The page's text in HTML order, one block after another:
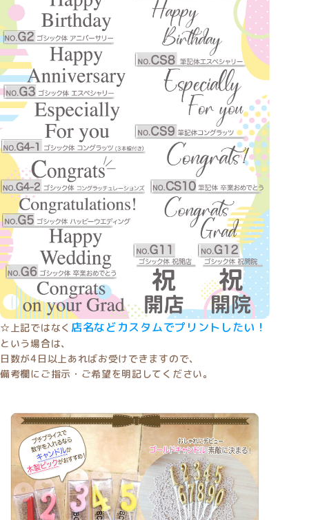
☆上記ではなく 店名などカスタムでプリントしたい！
という場合は、
日数が4日以上あればお受けできますので、
備考欄にご指示・ご希望を明記してください。